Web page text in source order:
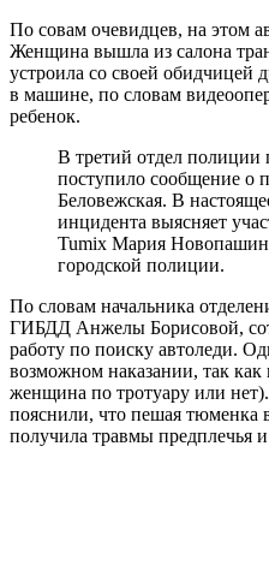
По совам очевидцев, на этом
Женщина вышла из салона
устроила со своей обидчицей
в машине, по словам
ребенок.
В третий отдел полиции
поступило сообщение о
Беловежская. В
инцидента выясняет
Tumix Мария
городской полиции.
По словам начальника
ГИБДД Анжелы Борисовой,
работу по поиску автоледи.
возможном наказании, так
женщина по тротуару или
пояснили, что пешая тюменка
получила травмы предплечья